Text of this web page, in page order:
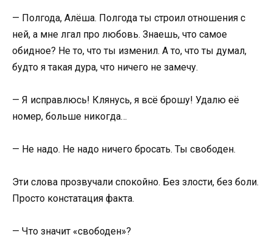
— Полгода, Алёша. Полгода ты строил отношения с
ней, а мне лгал про любовь. Знаешь, что самое
обидное? Не то, что ты изменил. А то, что ты думал,
будто я такая дура, что ничего не замечу.
— Я исправлюсь! Клянусь, я всё брошу! Удалю её
номер, больше никогда…
— Не надо. Не надо ничего бросать. Ты свободен.
Эти слова прозвучали спокойно. Без злости, без боли.
Просто констатация факта.
— Что значит «свободен»?